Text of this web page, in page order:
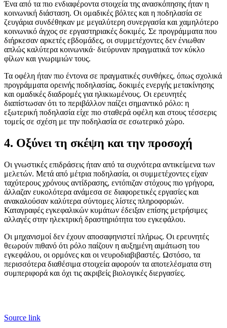
Ένα από τα πιο ενδιαφέροντα στοιχεία της ανασκόπησης ήταν η
κοινωνική διάσταση. Οι ομαδικές βόλτες και η ποδηλασία σε
ζευγάρια συνδέθηκαν με μεγαλύτερη συνεργασία και χαμηλότερο
κοινωνικό άγχος σε εργαστηριακές δοκιμές. Σε προγράμματα που
διήρκεσαν αρκετές εβδομάδες, οι συμμετέχοντες δεν ένιωθαν
απλώς καλύτερα κοινωνικά· διεύρυναν πραγματικά τον κύκλο
φίλων και γνωριμιών τους.
Τα οφέλη ήταν πιο έντονα σε πραγματικές συνθήκες, όπως σχολικά
προγράμματα ορεινής ποδηλασίας, δοκιμές ενεργής μετακίνησης
και ομαδικές διαδρομές για ηλικιωμένους. Οι ερευνητές
διαπίστωσαν ότι το περιβάλλον παίζει σημαντικό ρόλο: η
εξωτερική ποδηλασία είχε πιο σταθερά οφέλη και στους τέσσερις
τομείς σε σχέση με την ποδηλασία σε εσωτερικό χώρο.
4. Οξύνει τη σκέψη και την προσοχή
Οι γνωστικές επιδράσεις ήταν από τα συχνότερα αντικείμενα των
μελετών. Μετά από μέτρια ποδηλασία, οι συμμετέχοντες είχαν
ταχύτερους χρόνους αντίδρασης, εντόπιζαν στόχους πιο γρήγορα,
άλλαζαν ευκολότερα ανάμεσα σε διαφορετικές εργασίες και
ανακαλούσαν καλύτερα σύντομες λίστες πληροφοριών.
Καταγραφές εγκεφαλικών κυμάτων έδειξαν επίσης μετρήσιμες
αλλαγές στην ηλεκτρική δραστηριότητα του εγκεφάλου.
Οι μηχανισμοί δεν έχουν αποσαφηνιστεί πλήρως. Οι ερευνητές
θεωρούν πιθανό ότι ρόλο παίζουν η αυξημένη αιμάτωση του
εγκεφάλου, οι ορμόνες και οι νευροδιαβιβαστές. Ωστόσο, τα
περισσότερα διαθέσιμα στοιχεία αφορούν τα αποτελέσματα στη
συμπεριφορά και όχι τις ακριβείς βιολογικές διεργασίες.
Source link